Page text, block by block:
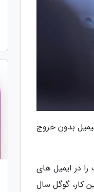
بدون خروج
در ایمیل های
کار، گوگل سال